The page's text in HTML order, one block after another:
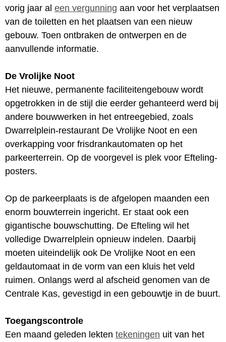
vorig jaar al een vergunning aan voor het verplaatsen
van de toiletten en het plaatsen van een nieuw
gebouw. Toen ontbraken de ontwerpen en de
aanvullende informatie.
De Vrolijke Noot
Het nieuwe, permanente faciliteitengebouw wordt
opgetrokken in de stijl die eerder gehanteerd werd bij
andere bouwwerken in het entreegebied, zoals
Dwarrelplein-restaurant De Vrolijke Noot en een
overkapping voor frisdrankautomaten op het
parkeerterrein. Op de voorgevel is plek voor Efteling-
posters.
Op de parkeerplaats is de afgelopen maanden een
enorm bouwterrein ingericht. Er staat ook een
gigantische bouwschutting. De Efteling wil het
volledige Dwarrelplein opnieuw indelen. Daarbij
moeten uiteindelijk ook De Vrolijke Noot en een
geldautomaat in de vorm van een kluis het veld
ruimen. Onlangs werd al afscheid genomen van de
Centrale Kas, gevestigd in een gebouwtje in de buurt.
Toegangscontrole
Een maand geleden lekten tekeningen uit van het